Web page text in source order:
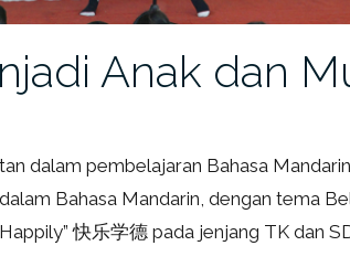
Anak dan
dalam pembelajaran Bahasa
Bahasa Mandarin, dengan tema
快乐学德 pada jenjang TK dan